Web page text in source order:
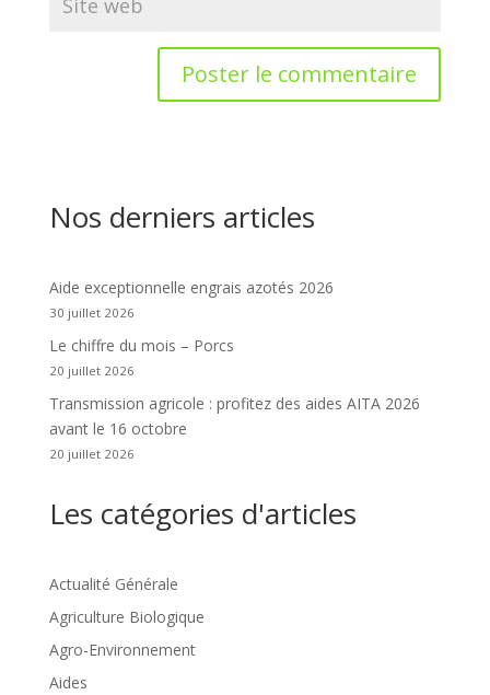
Nos derniers articles
Aide exceptionnelle engrais azotés 2026
30 juillet 2026
Le chiffre du mois – Porcs
20 juillet 2026
Transmission agricole : profitez des aides AITA 2026
avant le 16 octobre
20 juillet 2026
Les catégories d'articles
Actualité Générale
Agriculture Biologique
Agro-Environnement
Aides